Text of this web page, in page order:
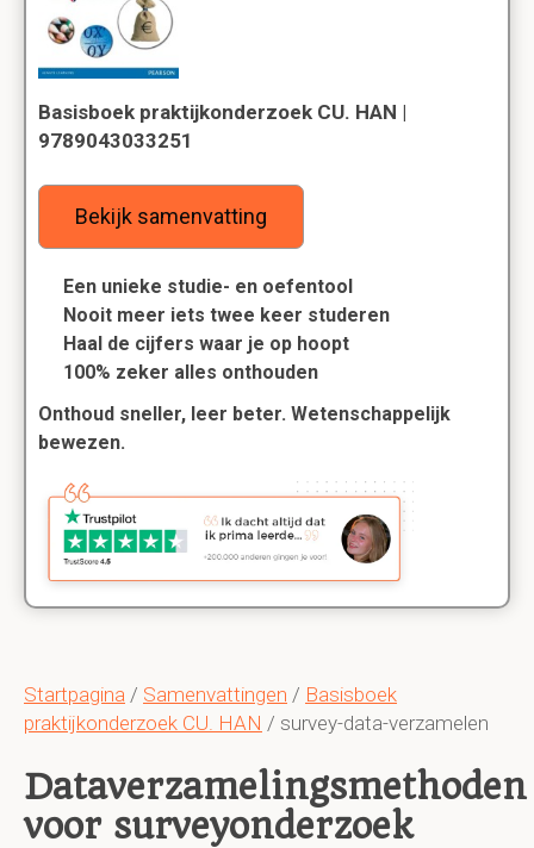
Startpagina / Samenvattingen / Basisboek
praktijkonderzoek CU. HAN / survey-data-verzamelen
Dataverzamelingsmethoden
voor surveyonderzoek
Basisboek praktijkonderzoek CU. HAN |
9789043033251
Bekijk samenvatting
Een unieke studie- en oefentool
Nooit meer iets twee keer studeren
Haal de cijfers waar je op hoopt
100% zeker alles onthouden
Onthoud sneller, leer beter. Wetenschappelijk
bewezen.